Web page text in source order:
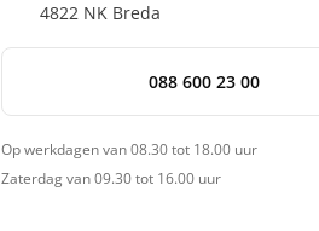
4822 NK Breda
088 600 23 00
Op werkdagen van 08.30 tot 18.00 uur
Zaterdag van 09.30 tot 16.00 uur